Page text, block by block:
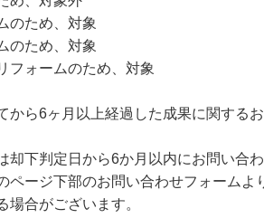
のため、対象
のため、対象
フォームのため、対象
ら6ヶ月以上経過した成果に関する
下判定日から6か月以内にお問い合わ
ージ下部のお問い合わせフォームよ
合がございます。